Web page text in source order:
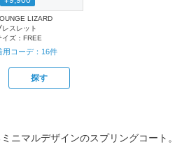
LIZARD
レスレット
イズ：FREE
用コーデ： 16件
探す
ニマルデザインのスプリングコート。